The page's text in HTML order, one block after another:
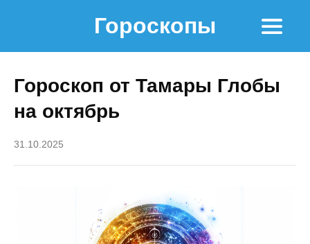
Гороскопы
Гороскоп от Тамары Глобы
на октябрь
31.10.2025